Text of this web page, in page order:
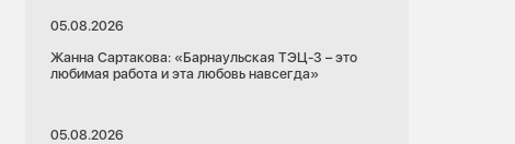
05.08.2026
Жанна Сартакова: «Барнаульская ТЭЦ-3 – это
любимая работа и эта любовь навсегда»
05.08.2026